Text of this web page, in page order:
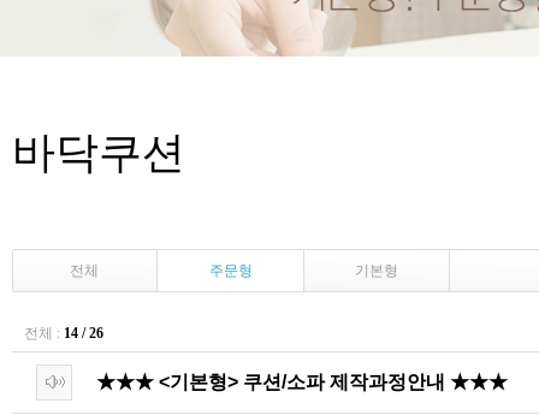
바닥쿠션
전체 주문형 기본형
전체 : 14 / 26
★★★ <기본형> 쿠션/소파 제작과정안내 ★★★